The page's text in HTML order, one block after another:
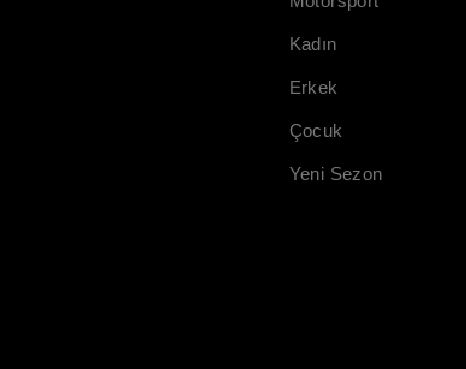
Kadın
Erkek
Çocuk
Yeni Sezon